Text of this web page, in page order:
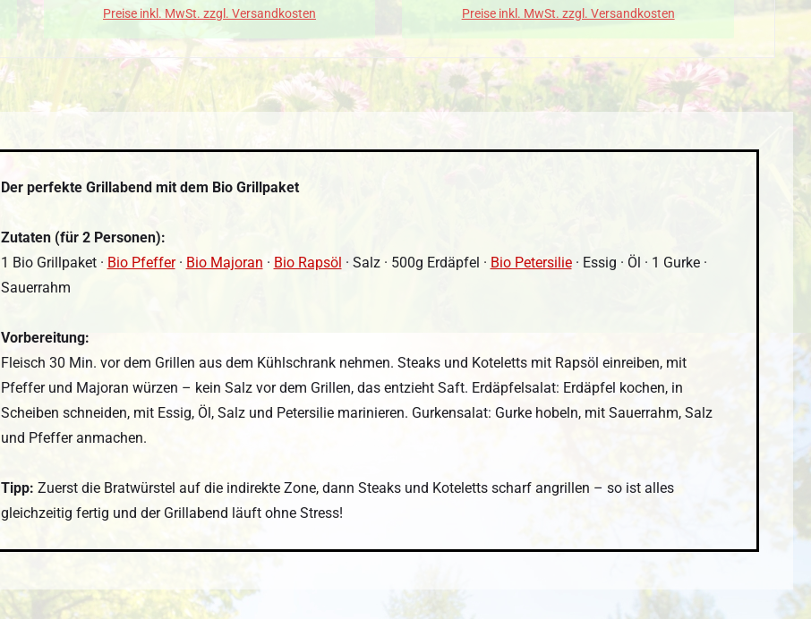
Preise inkl. MwSt. zzgl. Versandkosten Preise inkl. MwSt. zzgl. Versandkosten
Der perfekte Grillabend mit dem Bio Grillpaket
Zutaten (für 2 Personen):
1 Bio Grillpaket · Bio Pfeffer· Bio Majoran · Bio Rapsöl · Salz · 500g Erdäpfel · Bio Petersilie· Essig · Öl · 1 Gurke ·
Sauerrahm
Vorbereitung:
Fleisch 30 Min. vor dem Grillen aus dem Kühlschrank nehmen. Steaks und Koteletts mit Rapsöl einreiben, mit
Pfeffer und Majoran würzen – kein Salz vor dem Grillen, das entzieht Saft. Erdäpfelsalat: Erdäpfel kochen, in
Scheiben schneiden, mit Essig, Öl, Salz und Petersilie marinieren. Gurkensalat: Gurke hobeln, mit Sauerrahm, Salz
und Pfeffer anmachen.
Tipp: Zuerst die Bratwürstel auf die indirekte Zone, dann Steaks und Koteletts scharf angrillen – so ist alles
gleichzeitig fertig und der Grillabend läuft ohne Stress!